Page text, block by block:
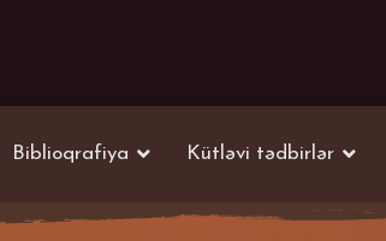
Biblioqrafiya Kütləvi tədbirlər